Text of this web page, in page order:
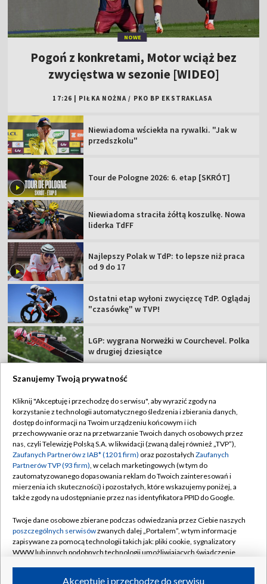
NOWE
Pogoń z konkretami, Motor wciąż bez
zwycięstwa w sezonie [WIDEO]
17:26 PIŁKA NOŻNA / PKO BP EKSTRAKLASA
Niewiadoma wściekła na rywalki. "Jak w
przedszkolu"
Tour de Pologne 2026: 6. etap [SKRÓT]
Niewiadoma straciła żółtą koszulkę. Nowa
liderka TdFF
Najlepszy Polak w TdP: to lepsze niż praca
od 9 do 17
Ostatni etap wyłoni zwycięzcę TdP. Oglądaj
"czasówkę" w TVP!
LGP: wygrana Norweżki w Courchevel. Polka
w drugiej dziesiątce
TVP
Abonament TVP
Sklep TVP
Biuro Reklamy
Oferta Handlowa
Emisja w TVP
Rada Programowa
Ogłoszenia przetargowe
Regulamin TVP
Polityka prywatności
Moje zgody
Biuro reklamy
Kanały
©2026 Telewizja Polska Spółka Akcyjna w likwidacji
Szanujemy Twoją prywatność
Kliknij "Akceptuję i przechodzę do serwisu", aby wyrazić zgody na
korzystanie z technologii automatycznego śledzenia i zbierania danych,
dostęp do informacji na Twoim urządzeniu końcowym i ich
przechowywanie oraz na przetwarzanie Twoich danych osobowych przez
nas, czyli Telewizję Polską S.A. w likwidacji (zwaną dalej również „TVP”),
Zaufanych Partnerów z IAB* (1201 firm) oraz pozostałych Zaufanych
Partnerów TVP (93 firm), w celach marketingowych (w tym do
zautomatyzowanego dopasowania reklam do Twoich zainteresowań i
mierzenia ich skuteczności) i pozostałych, które wskazujemy poniżej, a
także zgody na udostępnianie przez nas identyfikatora PPID do Google.
Twoje dane osobowe zbierane podczas odwiedzania przez Ciebie naszych
poszczególnych serwisówzwanych dalej „Portalem”, w tym informacje
zapisywane za pomocą technologii takich jak: pliki cookie, sygnalizatory
WWW lub innych podobnych technologii umożliwiających świadczenie
Akceptuję i przechodzę do serwisu